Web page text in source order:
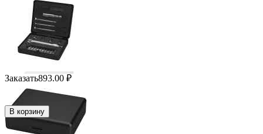
Заказать893.00 ₽
В корзину